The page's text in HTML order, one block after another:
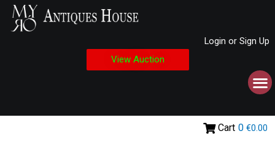
Login or Sign Up
View Auction
Cart 0 €0.00